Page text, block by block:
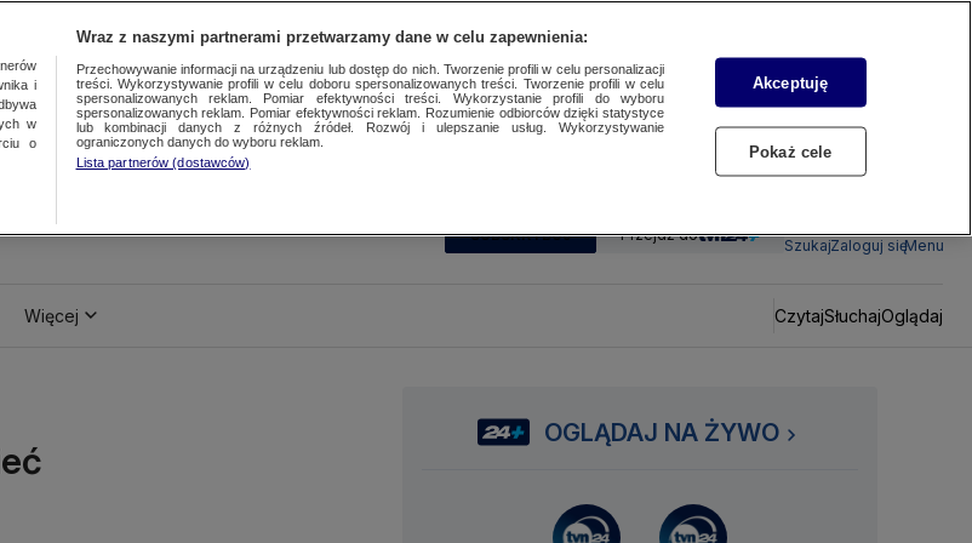
SUBSKRYBUJ Przejdź do
SzukajZaloguj sięMenu
Więcej CzytajSłuchajOglądaj
OGLĄDAJ NA ŻYWO
i
w
o
Wraz z naszymi partnerami przetwarzamy dane w celu zapewnienia:
Przechowywanie informacji na urządzeniu lub dostęp do nich. Tworzenie profili w celu personalizacji
treści. Wykorzystywanie profili w celu doboru spersonalizowanych treści. Tworzenie profili w celu
spersonalizowanych reklam. Pomiar efektywności treści. Wykorzystanie profili do wyboru
spersonalizowanych reklam. Pomiar efektywności reklam. Rozumienie odbiorców dzięki statystyce
lub kombinacji danych z różnych źródeł. Rozwój i ulepszanie usług. Wykorzystywanie
ograniczonych danych do wyboru reklam.
Lista partnerów (dostawców)
Akceptuję
Pokaż cele